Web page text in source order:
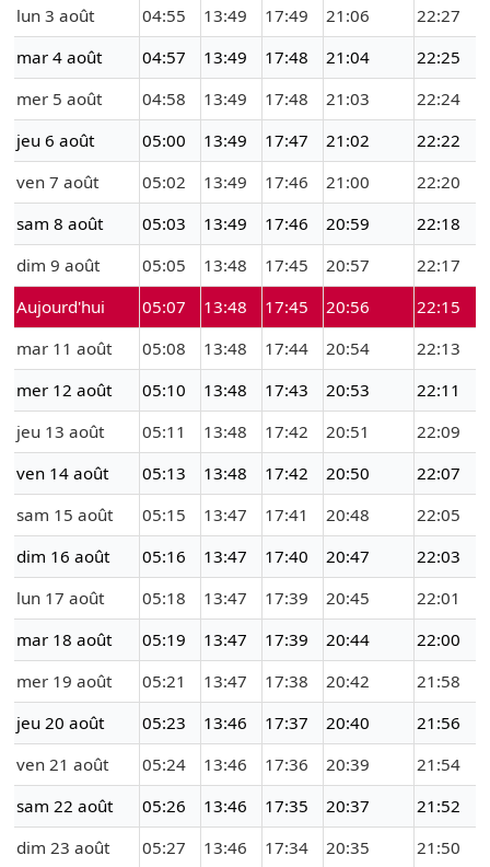
lun 3 août 04:55 13:49 17:49 21:06
22:27
mar 4 août
04:57 13:49 17:48 21:04
22:25
mer 5 août
04:58 13:49 17:48 21:03
22:24
jeu 6 août
05:00 13:49 17:47 21:02
22:22
ven 7 août
05:02 13:49 17:46 21:00
22:20
sam 8 août
05:03 13:49 17:46 20:59
22:18
dim 9 août
05:05 13:48 17:45 20:57
22:17
Aujourd'hui
05:07 13:48 17:45 20:56
22:15
mar 11 août
05:08 13:48 17:44 20:54
22:13
mer 12 août
05:10 13:48 17:43 20:53
22:11
jeu 13 août
05:11 13:48 17:42 20:51
22:09
ven 14 août
05:13 13:48 17:42 20:50
22:07
sam 15 août
05:15 13:47 17:41 20:48
22:05
dim 16 août
05:16 13:47 17:40 20:47
22:03
lun 17 août
05:18 13:47 17:39 20:45
22:01
mar 18 août
05:19 13:47 17:39 20:44
22:00
mer 19 août
05:21 13:47 17:38 20:42
21:58
jeu 20 août
05:23 13:46 17:37 20:40
21:56
ven 21 août
05:24 13:46 17:36 20:39
21:54
sam 22 août
05:26 13:46 17:35 20:37
21:52
dim 23 août
05:27 13:46 17:34 20:35
21:50